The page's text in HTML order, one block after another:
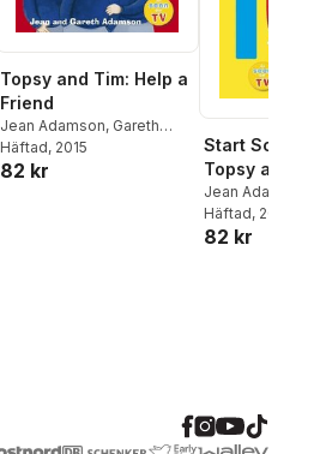
Topsy and Tim: Help a
Friend
Jean Adamson, Gareth
Adamson
Häftad, 2015
82 kr
Start School
Topsy and
Clean First
Jean Adamson
Häftad, 2011
82 kr